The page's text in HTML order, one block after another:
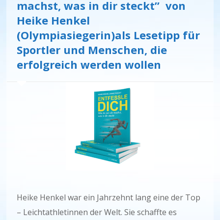
machst, was in dir steckt” von
Heike Henkel
(Olympiasiegerin)als Lesetipp für
Sportler und Menschen, die
erfolgreich werden wollen
Heike Henkel war ein Jahrzehnt lang eine der Top
– Leichtathletinnen der Welt. Sie schaffte es